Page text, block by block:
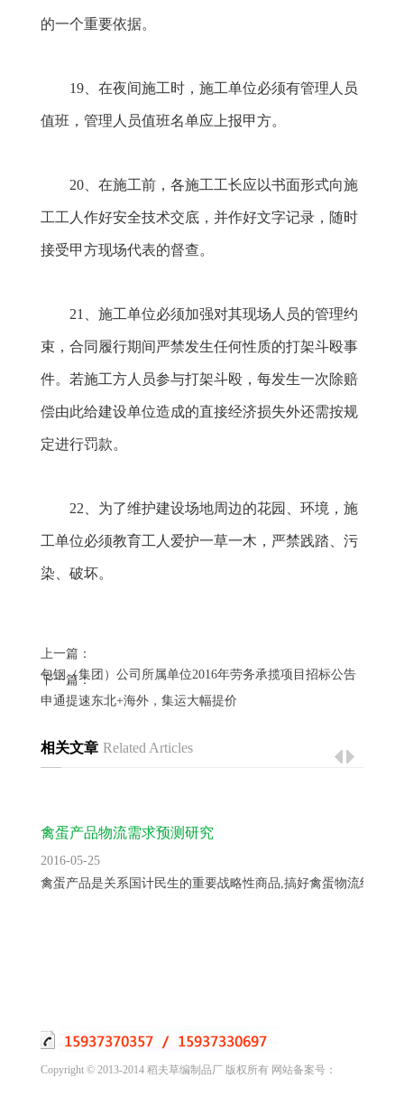
的一个重要依据。
19、在夜间施工时，施工单位必须有管理人员
值班，管理人员值班名单应上报甲方。
20、在施工前，各施工工长应以书面形式向施
工工人作好安全技术交底，并作好文字记录，随时
接受甲方现场代表的督查。
21 、施工单位必须加强对其现场人员的管理约
束，合同履行期间严禁发生任何性质的打架斗殴事
件。若施工方人员参与打架斗殴，每发生一次除赔
偿由此给建设单位造成的直接经济损失外还需按规
定进行罚款。
22 、为了维护建设场地周边的花园、环境，施
工单位必须教育工人爱护一草一木，严禁践踏、污
染、破坏。
上一篇：
包钢（集团）公司所属单位2016年劳务承揽项目招标公告
下一篇：
申通提速东北+海外，集运大幅提价
相关文章 Related Articles
禽蛋产品物流需求预测研究
2016-05-25
禽蛋产品是关系国计民生的重要战略性商品,搞好禽蛋物流组织工
Copyright © 2013-2014 稻夫草编制品厂 版权所有 网站备案号：